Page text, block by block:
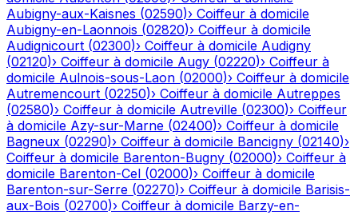
Aubigny-aux-Kaisnes (02590)› Coiffeur à domicile
Aubigny-en-Laonnois (02820)› Coiffeur à domicile
Audignicourt (02300)› Coiffeur à domicile Audigny
(02120)› Coiffeur à domicile Augy (02220)› Coiffeur à
domicile Aulnois-sous-Laon (02000)› Coiffeur à domicile
Autremencourt (02250)› Coiffeur à domicile Autreppes
(02580)› Coiffeur à domicile Autreville (02300)› Coiffeur
à domicile Azy-sur-Marne (02400)› Coiffeur à domicile
Bagneux (02290)› Coiffeur à domicile Bancigny (02140)›
Coiffeur à domicile Barenton-Bugny (02000)› Coiffeur à
domicile Barenton-Cel (02000)› Coiffeur à domicile
Barenton-sur-Serre (02270)› Coiffeur à domicile Barisis-
aux-Bois (02700)› Coiffeur à domicile Barzy-en-